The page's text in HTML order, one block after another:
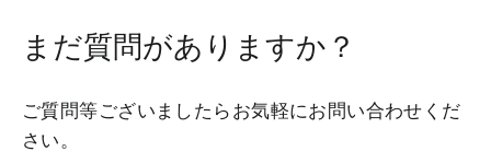
まだ質問がありますか？
ご質問等ございましたらお気軽にお問い合わせくだ
さい。